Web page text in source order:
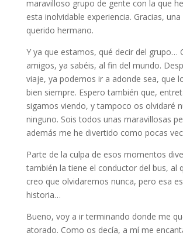
maravilloso grupo de gente con la que
esta inolvidable experiencia. Gracias,
querido hermano.
Y ya que estamos, qué decir del grupo…
amigos, ya sabéis, al fin del mundo.
viaje, ya podemos ir a adonde sea, que
bien siempre. Espero también que,
sigamos viendo, y tampoco os olvidaré
ninguno. Sois todos unas maravillosas
además me he divertido como pocas
Parte de la culpa de esos momentos
también la tiene el conductor del bus, al
creo que olvidaremos nunca, pero esa
historia…
Bueno, voy a ir terminando donde me
atorado. Como os decía, a mí me